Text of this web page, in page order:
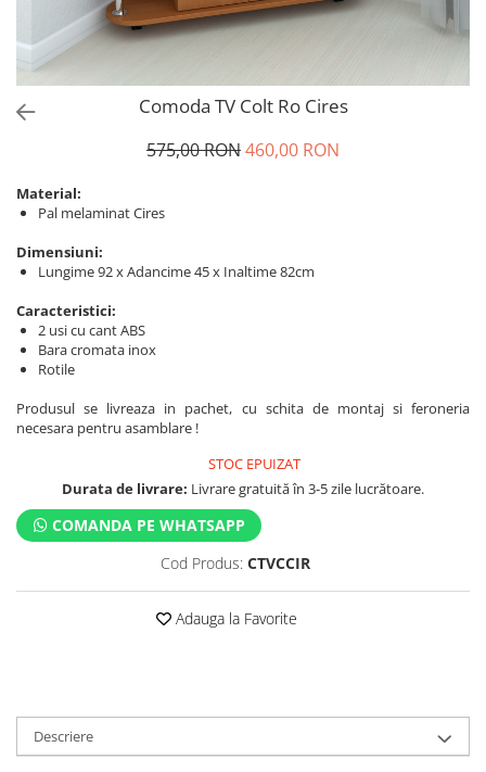
Comoda TV Colt Ro Cires
575,00 RON460,00 RON
Material:
Pal melaminat Cires
Dimensiuni:
Lungime 92 x Adancime 45 x Inaltime 82cm
Caracteristici:
2 usi cu cant ABS
Bara cromata inox
Rotile
Produsul se livreaza in pachet, cu schita de montaj si feroneria
necesara pentru asamblare !
STOC EPUIZAT
Durata de livrare: Livrare gratuită în 3-5 zile lucrătoare.
COMANDA PE WHATSAPP
Cod Produs: CTVCCIR
Adauga la Favorite
Descriere